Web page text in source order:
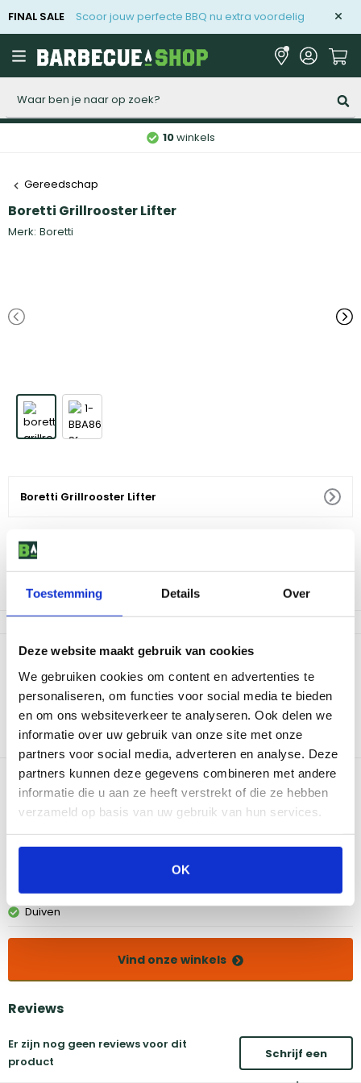
Toestemming Details Over
Deze website maakt gebruik van cookies
We gebruiken cookies om content en advertenties te
personaliseren, om functies voor social media te bieden
en om ons websiteverkeer te analyseren. Ook delen we
informatie over uw gebruik van onze site met onze
partners voor social media, adverteren en analyse. Deze
partners kunnen deze gegevens combineren met andere
informatie die u aan ze heeft verstrekt of die ze hebben
verzameld op basis van uw gebruik van hun services.
OK
FINAL SALE Scoor jouw perfecte BBQ nu extra voordelig
10winkels
Gereedschap
Boretti Grillrooster Lifter
Merk: Boretti
Boretti Grillrooster Lifter
29,95
Kies zelf je bezorgdag
Af te halen in 9 winkels
Productomschrijving
Met de Boretti Grillrooster Lifter til je eenvoudig en veilig jouw
barbecue rooster op. Het handvat beschermt jouw handen tegen
de hitte van de barbecue. De Lifter is geschikt voor alle roosters
van Boretti, draai de lifter een kwartslag en verwijder op een
veilige manier jouw rooster.
Bekijk dit product in onze winkels
Amsterdam
Doetinchem
Duiven
Eindhoven
Utrecht
Vind onze winkels
Reviews
Er zijn nog geen reviews voor dit
product
Schrijf een